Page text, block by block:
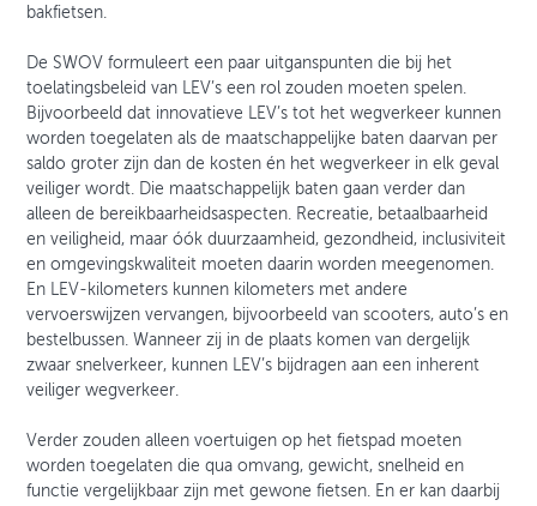
bakfietsen.
De SWOV formuleert een paar uitganspunten die bij het
toelatingsbeleid van LEV’s een rol zouden moeten spelen.
Bijvoorbeeld dat innovatieve LEV’s tot het wegverkeer kunnen
worden toegelaten als de maatschappelijke baten daarvan per
saldo groter zijn dan de kosten én het wegverkeer in elk geval
veiliger wordt. Die maatschappelijk baten gaan verder dan
alleen de bereikbaarheidsaspecten. Recreatie, betaalbaarheid
en veiligheid, maar óók duurzaamheid, gezondheid, inclusiviteit
en omgevingskwaliteit moeten daarin worden meegenomen.
En LEV-kilometers kunnen kilometers met andere
vervoerswijzen vervangen, bijvoorbeeld van scooters, auto’s en
bestelbussen. Wanneer zij in de plaats komen van dergelijk
zwaar snelverkeer, kunnen LEV’s bijdragen aan een inherent
veiliger wegverkeer.
Verder zouden alleen voertuigen op het fietspad moeten
worden toegelaten die qua omvang, gewicht, snelheid en
functie vergelijkbaar zijn met gewone fietsen. En er kan daarbij